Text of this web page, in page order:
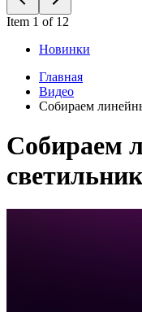
Item 1 of 12
Новинки
Главная
Видео
Собираем
Собираем